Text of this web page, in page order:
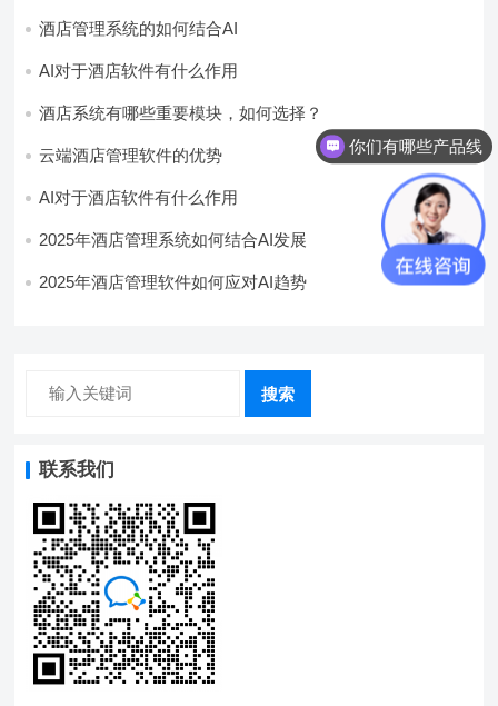
酒店管理系统的如何结合AI
AI对于酒店软件有什么作用
酒店系统有哪些重要模块，如何选择？
云端酒店管理软件的优势
AI对于酒店软件有什么作用
2025年酒店管理系统如何结合AI发展
2025年酒店管理软件如何应对AI趋势
搜索
联系我们
你们有哪些产品线